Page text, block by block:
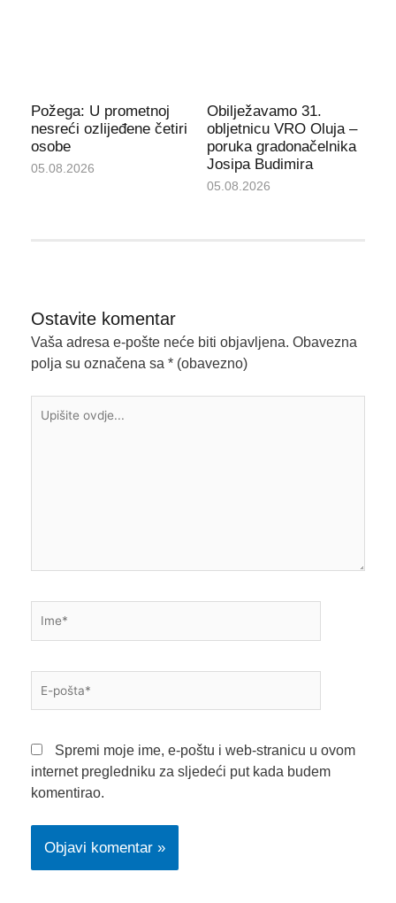
Požega: U prometnoj
nesreći ozlijeđene četiri
osobe
05.08.2026
Obilježavamo 31.
obljetnicu VRO Oluja –
poruka gradonačelnika
Josipa Budimira
05.08.2026
Ostavite komentar
Vaša adresa e-pošte neće biti objavljena. Obavezna
polja su označena sa * (obavezno)
ovdje...
pošta*
Spremi moje ime, e-poštu i web-stranicu u ovom
internet pregledniku za sljedeći put kada budem
komentirao.